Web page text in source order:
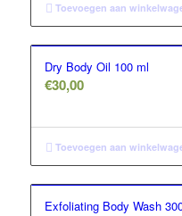
Toevoegen aan
Dry Body Oil 100 ml
€30,00
Toevoegen aan
Exfoliating Body Wash